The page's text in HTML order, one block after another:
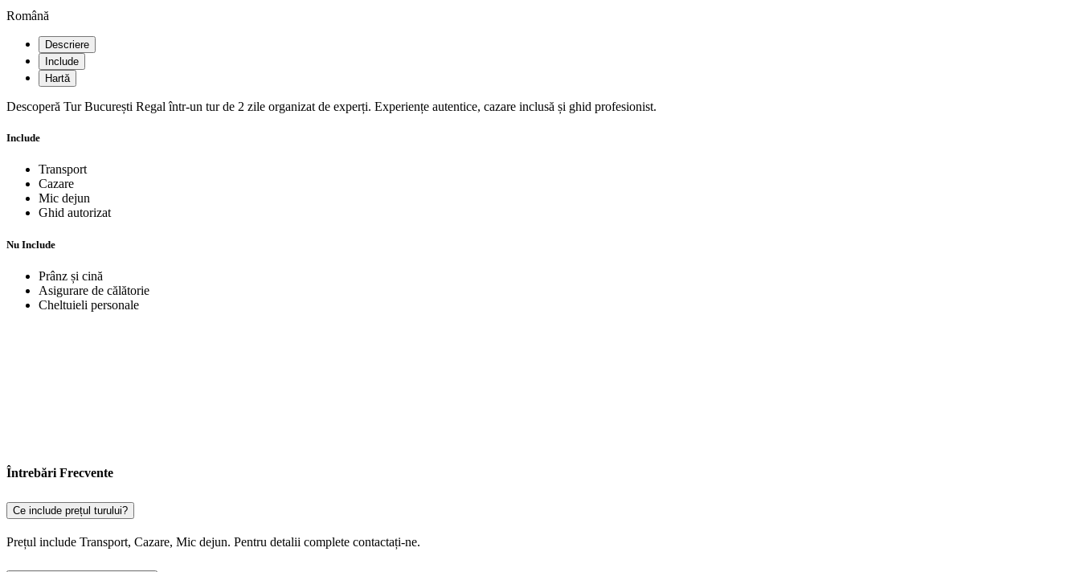
Română
Descriere
Include
Hartă
Descoperă Tur București Regal într-un tur de 2 zile organizat de experți. Experiențe autentice, cazare inclusă și ghid profesionist.
Include
Transport
Cazare
Mic dejun
Ghid autorizat
Nu Include
Prânz și cină
Asigurare de călătorie
Cheltuieli personale
Întrebări Frecvente
Ce include prețul turului?
Prețul include Transport, Cazare, Mic dejun. Pentru detalii complete contactați-ne.